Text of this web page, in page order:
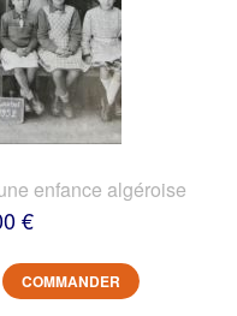
enfance algéroise
€
COMMANDER